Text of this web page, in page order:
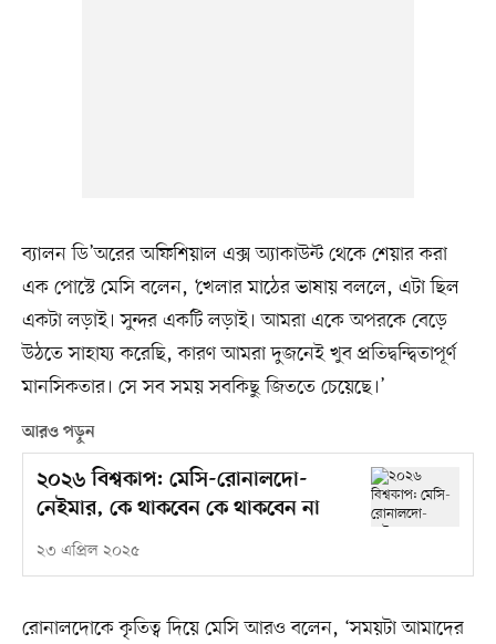
ব্যালন ডি’অরের অফিশিয়াল এক্স অ্যাকাউন্ট থেকে শেয়ার করা
এক পোস্টে মেসি বলেন, ‘খেলার মাঠের ভাষায় বললে, এটা ছিল
একটা লড়াই। সুন্দর একটি লড়াই। আমরা একে অপরকে বেড়ে
উঠতে সাহায্য করেছি, কারণ আমরা দুজনেই খুব প্রতিদ্বন্দ্বিতাপূর্ণ
মানসিকতার। সে সব সময় সবকিছু জিততে চেয়েছে।’
আরও পড়ুন
২০২৬ বিশ্বকাপ: মেসি-রোনালদো-
নেইমার, কে থাকবেন কে থাকবেন না
২৩ এপ্রিল ২০২৫
রোনালদোকে কৃতিত্ব দিয়ে মেসি আরও বলেন, ‘সময়টা আমাদের